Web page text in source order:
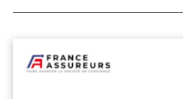
COTISATIONS